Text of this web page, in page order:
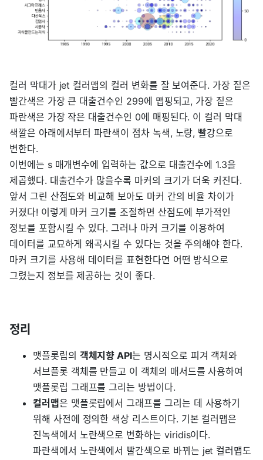
컬러 막대가 jet 컬러맵의 컬러 변화를 잘 보여준다. 가장 짙은
빨간색은 가장 큰 대출건수인 299에 맵핑되고, 가장 짙은
파란색은 가장 작은 대출건수인 0에 매핑된다. 이 컬러 막대
색깔은 아래에서부터 파란색이 점차 녹색, 노랑, 빨강으로
변한다.
이번에는 s 매개변수에 입력하는 값으로 대출건수에 1.3을
제곱했다. 대출건수가 많을수록 마커의 크기가 더욱 커진다.
앞서 그린 산점도와 비교해 보아도 마커 간의 비율 차이가
커졌다! 이렇게 마커 크기를 조절하면 산점도에 부가적인
정보를 포함시킬 수 있다. 그러나 마커 크기를 이용하여
데이터를 교묘하게 왜곡시킬 수 있다는 것을 주의해야 한다.
마커 크기를 사용해 데이터를 표현한다면 어떤 방식으로
그렸는지 정보를 제공하는 것이 좋다.
정리
맷플롯립의 객체지향 API는 명시적으로 피겨 객체와
서브플롯 객체를 만들고 이 객체의 매서드를 사용하여
맷플롯립 그래프를 그리는 방법이다.
컬러맵은 맷플롯립에서 그래프를 그리는 데 사용하기
위해 사전에 정의한 색상 리스트이다. 기본 컬러맵은
진녹색에서 노란색으로 변화하는 viridis이다.
파란색에서 노란색에서 빨간색으로 바뀌는 jet 컬러맵도